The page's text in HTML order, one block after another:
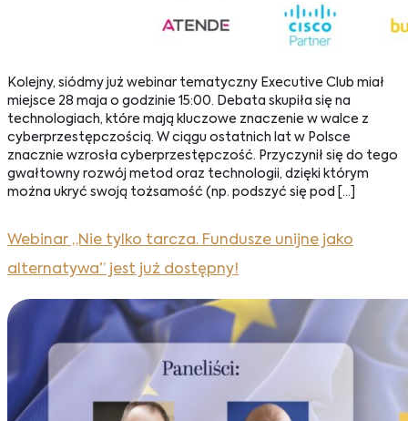
Kolejny, siódmy już webinar tematyczny Executive Club miał
miejsce 28 maja o godzinie 15:00. Debata skupiła się na
technologiach, które mają kluczowe znaczenie w walce z
cyberprzestępczością. W ciągu ostatnich lat w Polsce
znacznie wzrosła cyberprzestępczość. Przyczynił się do tego
gwałtowny rozwój metod oraz technologii, dzięki którym
można ukryć swoją tożsamość (np. podszyć się pod […]
Webinar „Nie tylko tarcza. Fundusze unijne jako
alternatywa” jest już dostępny!